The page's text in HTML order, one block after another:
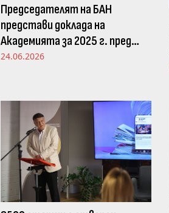
Председателят на БАН
представи доклада на
Академията за 2025 г. пред
Просветната комисия в НС
24.06.2026